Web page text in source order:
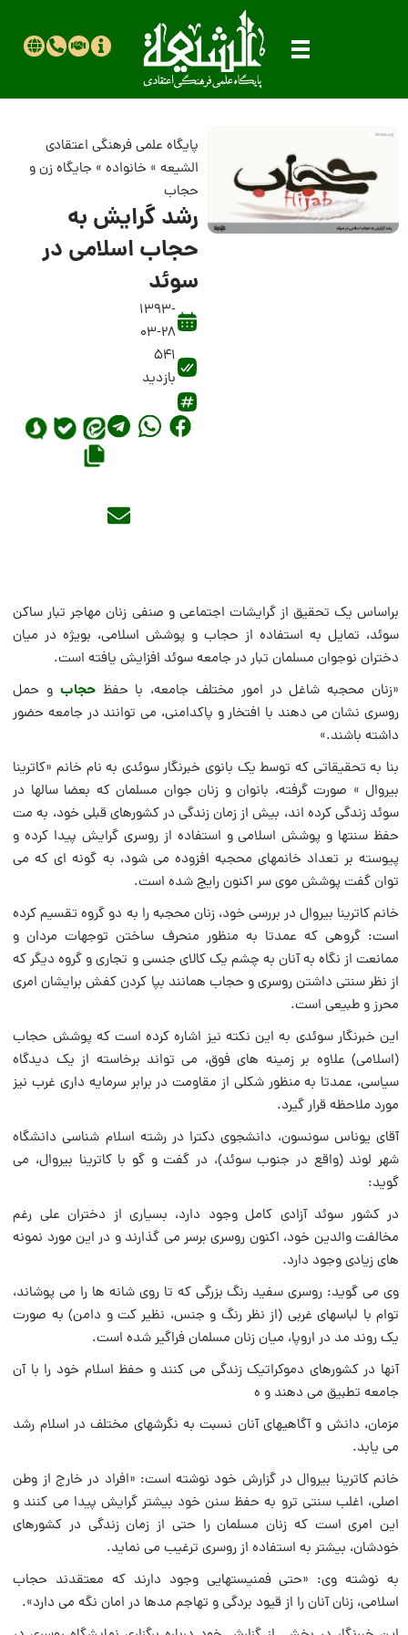
پایگاه علمی فرهنگی اعتقادی
الشیعه» خانواده» جایگاه زن و
حجاب
رشد گرایش به
حجاب اسلامی در
سوئد
1393-
03-28
541
بازدید
براساس یک تحقیق از گرایشات اجتماعی و صنفی زنان مهاجر تبار ساکن
سوئد، تمایل به استفاده از حجاب و پوشش اسلامی، بویژه در میان
دختران نوجوان مسلمان تبار در جامعه سوئد افزایش یافته است.
«زنان محجبه شاغل در امور مختلف جامعه، با حفظحجاب و حمل
روسری نشان می دهند با افتخار و پاکدامنی، می توانند در جامعه حضور
داشته باشند.»
بنا به تحقیقاتی که توسط یک بانوی خبرنگار سوئدی به نام خانم «کاترینا
بیروال » صورت گرفته، بانوان و زنان جوان مسلمان که بعضا سالها در
سوئد زندگی کرده اند، بیش از زمان زندگی در کشورهای قبلی خود، به مت
حفظ سنتها و پوشش اسلامی و استفاده از روسری گرایش پیدا کرده و
پیوسته بر تعداد خانمهای محجبه افزوده می شود، به گونه ای که می
توان گفت پوشش موی سر اکنون رایج شده است.
خانم کاترینا بیروال در بررسی خود، زنان محجبه را به دو گروه تقسیم کرده
است: گروهی که عمدتا به منظور منحرف ساختن توجهات مردان و
ممانعت از نگاه به آنان به چشم یک کالای جنسی و تجاری و گروه دیگر که
از نظر سنتی داشتن روسری و حجاب همانند بپا کردن کفش برایشان امری
محرز و طبیعی است.
این خبرنگار سوئدی به این نکته نیز اشاره کرده است که پوشش حجاب
(اسلامی) علاوه بر زمینه های فوق، می تواند برخاسته از یک دیدگاه
سیاسی، عمدتا به منظور شکلی از مقاومت در برابر سرمایه داری غرب نیز
مورد ملاحظه قرار گیرد.
آقای یوناس سونسون، دانشجوی دکترا در رشته اسلام شناسی دانشگاه
شهر لوند (واقع در جنوب سوئد)، در گفت و گو با کاترینا بیروال، می
گوید:
در کشور سوئد آزادی کامل وجود دارد، بسیاری از دختران علی رغم
مخالفت والدین خود، اکنون روسری برسر می گذارند و در این مورد نمونه
های زیادی وجود دارد.
وی می گوید: روسری سفید رنگ بزرگی که تا روی شانه ها را می پوشاند،
توام با لباسهای غربی (از نظر رنگ و جنس، نظیر کت و دامن) به صورت
یک روند مد در اروپا، میان زنان مسلمان فراگیر شده است.
آنها در کشورهای دموکراتیک زندگی می کنند و حفظ اسلام خود را با آن
جامعه تطبیق می دهند و ه
مزمان، دانش و آگاهیهای آنان نسبت به نگرشهای مختلف در اسلام رشد
می یابد.
خانم کاترینا بیروال در گزارش خود نوشته است: «افراد در خارج از وطن
اصلی، اغلب سنتی ترو به حفظ سنن خود بیشتر گرایش پیدا می کنند و
این امری است که زنان مسلمان را حتی از زمان زندگی در کشورهای
خودشان، بیشتر به استفاده از روسری ترغیب می نماید.
به نوشته وی: «حتی فمنیستهایی وجود دارند که معتقدند حجاب
اسلامی، زنان آنان را از قیود بردگی و تهاجم مدها در امان نگه می دارد».